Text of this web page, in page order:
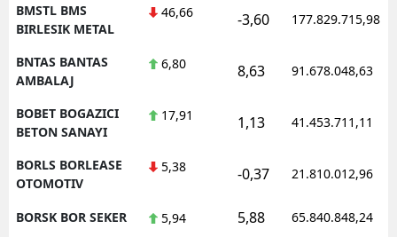
BMSTL BMS
BIRLESIK METAL
46,66 -3,60 177.829.715,98
BNTAS BANTAS
AMBALAJ
6,80 8,63 91.678.048,63
BOBET BOGAZICI
BETON SANAYI
17,91 1,13 41.453.711,11
BORLS BORLEASE
OTOMOTIV
5,38 -0,37 21.810.012,96
BORSK BOR SEKER 5,94 5,88 65.840.848,24